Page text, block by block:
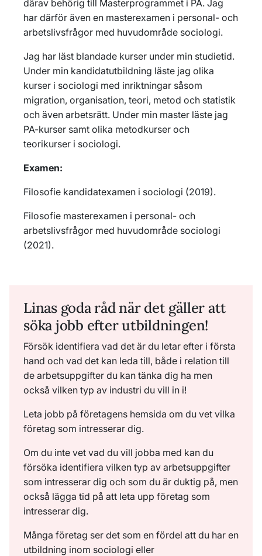
därav behörig till Masterprogrammet i PA. Jag
har därför även en masterexamen i personal- och
arbetslivsfrågor med huvudområde sociologi.
Jag har läst blandade kurser under min studietid.
Under min kandidatutbildning läste jag olika
kurser i sociologi med inriktningar såsom
migration, organisation, teori, metod och statistik
och även arbetsrätt. Under min master läste jag
PA-kurser samt olika metodkurser och
teorikurser i sociologi.
Examen:
Filosofie kandidatexamen i sociologi (2019).
Filosofie masterexamen i personal- och
arbetslivsfrågor med huvudområde sociologi
(2021).
Linas goda råd när det gäller att
söka jobb efter utbildningen!
Försök identifiera vad det är du letar efter i första
hand och vad det kan leda till, både i relation till
de arbetsuppgifter du kan tänka dig ha men
också vilken typ av industri du vill in i!
Leta jobb på företagens hemsida om du vet vilka
företag som intresserar dig.
Om du inte vet vad du vill jobba med kan du
försöka identifiera vilken typ av arbetsuppgifter
som intresserar dig och som du är duktig på, men
också lägga tid på att leta upp företag som
intresserar dig.
Många företag ser det som en fördel att du har en
utbildning inom sociologi eller